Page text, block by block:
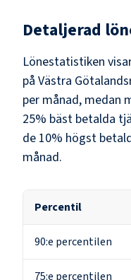
Detaljerad
Lönestatistiken
på Västra
per månad, medan
25% bäst betalda
de 10% högst
månad.
Percentil
90:e percentilen
75:e percentilen